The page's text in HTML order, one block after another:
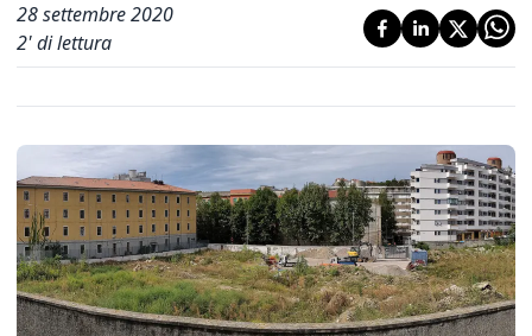
28 settembre 2020
2' di lettura